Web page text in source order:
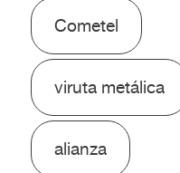
Cometel
viruta metálica
alianza